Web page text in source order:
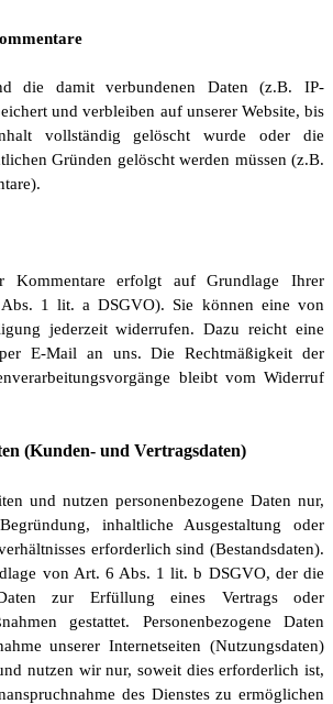
die damit verbundenen Daten (z.B. IP-
und verbleiben auf unserer Website, bis
vollständig gelöscht wurde oder die
Gründen gelöscht werden müssen (z.B.
Kommentare erfolgt auf Grundlage Ihrer
1 lit. a DSGVO). Sie können eine von
jederzeit widerrufen. Dazu reicht eine
E-Mail an uns. Die Rechtmäßigkeit der
bleibt vom Widerruf
(Kunden- und Vertragsdaten)
und nutzen personenbezogene Daten nur,
inhaltliche Ausgestaltung oder
erforderlich sind (Bestandsdaten).
von Art. 6 Abs. 1 lit. b DSGVO, der die
zur Erfüllung eines Vertrags oder
gestattet. Personenbezogene Daten
unserer Internetseiten (Nutzungsdaten)
nutzen wir nur, soweit dies erforderlich ist,
des Dienstes zu ermöglichen